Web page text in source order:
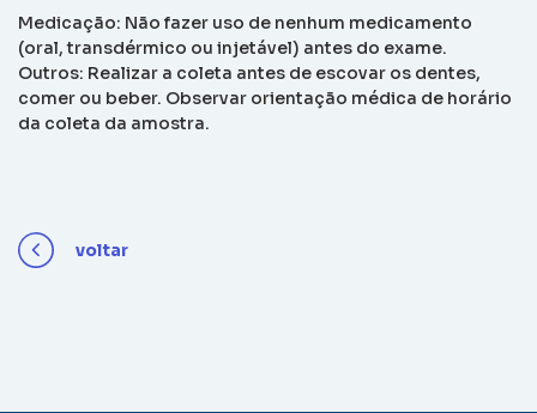
Medicação: Não fazer uso de nenhum medicamento
(oral, transdérmico ou injetável) antes do exame.
Outros: Realizar a coleta antes de escovar os dentes,
comer ou beber. Observar orientação médica de horário
da coleta da amostra.
voltar